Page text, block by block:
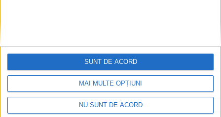
MAI MULTE OPȚIUNI
NU SUNT DE ACORD
SUNT DE ACORD